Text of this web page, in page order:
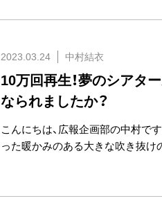
2023.03.24 中村結衣
10万回再生！夢のシアタ
なられましたか？
こんにちは、広報企画部の中村で
った暖かみのある大きな吹き抜